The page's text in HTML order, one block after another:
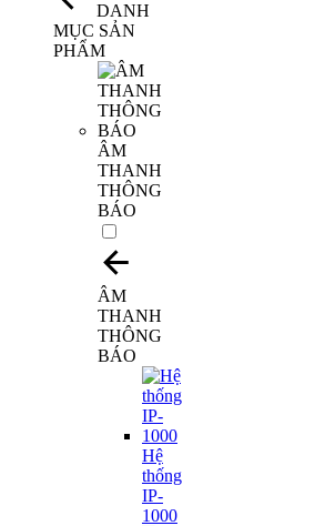
DANH
MỤC SẢN
PHẨM
ÂM
THANH
THÔNG
BÁO
ÂM
THANH
THÔNG
BÁO
Hệ
thống
IP-
1000